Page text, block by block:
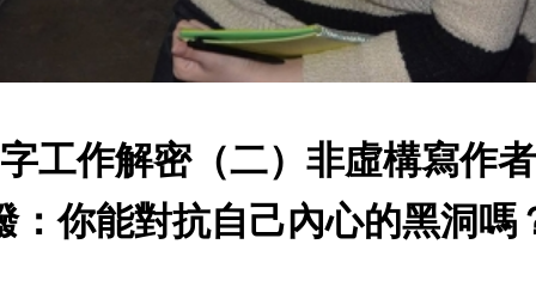
工作解密（二）非虛構寫作
：你能對抗自己內心的黑洞嗎